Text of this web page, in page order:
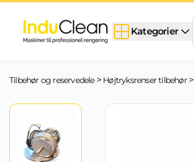
Skip to content
Kategorier
Tilbehør og reservedele> Højtryksrenser tilbehør>